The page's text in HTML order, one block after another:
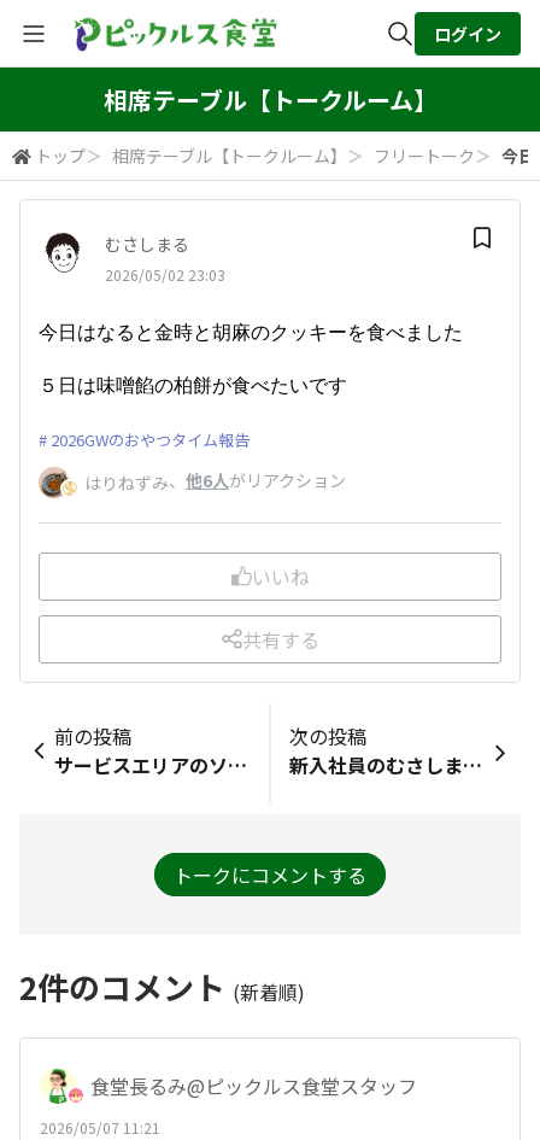
全体検索
検索
ログイン
相席テーブル【トークルーム】
トップ＞ 相席テーブル【トークルーム】 ＞ フリートーク ＞ 今日
むさしまる
2026/05/02 23:03
今日はなると金時と胡麻のクッキーを食べました
５日は味噌餡の柏餅が食べたいです
2026GWのおやつタイム報告
はりねずみ、 他6人がリアクション
いいね
共有する
前の投稿
サービスエリアのソフトクリームが食べたいです!
次の投稿
新入社員のむさしまるです去年はコリアンタウンでキムチを作りましたキムチは常に冷蔵庫にありますよろしくお願いいたします🌶️（写真は去年漬けたキムチです）
トークにコメントする
2件のコメント (新着順)
食堂長るみ@ピックルス食堂スタッフ
2026/05/07 11:21